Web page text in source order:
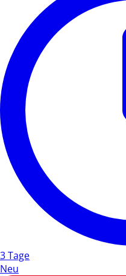
3 Tage
Neu